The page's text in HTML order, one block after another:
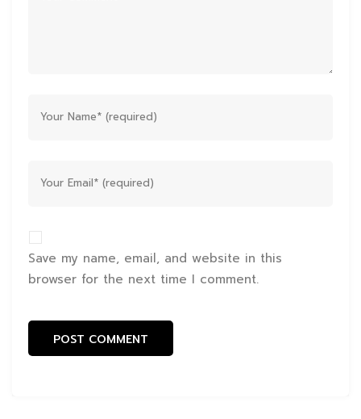
Save my name, email, and website in this
browser for the next time I comment.